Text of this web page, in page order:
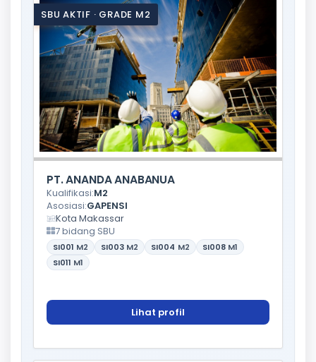
SBU AKTIF · GRADE M2
PT. ANANDA ANABANUA
Kualifikasi:M2
Asosiasi:GAPENSI
Kota Makassar
7 bidang SBU
SI001 M2 SI003 M2 SI004 M2 SI008 M1
SI011 M1
Lihat profil